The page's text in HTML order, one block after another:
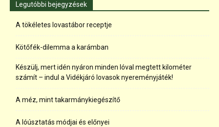
Legutóbbi bejegyzések
A tökéletes lovastábor receptje
Kötőfék-dilemma a karámban
Készülj, mert idén nyáron minden lóval megtett kilométer
számít – indul a Vidékjáró lovasok nyereményjáték!
A méz, mint takarmánykiegészítő
A lóúsztatás módjai és előnyei